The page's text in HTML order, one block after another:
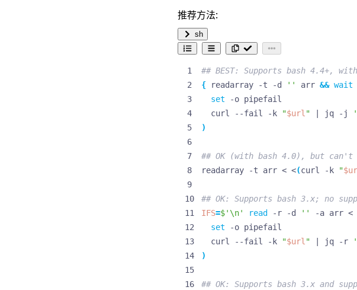
推荐方法:
sh
## BEST: Supports bash 4.4+,
{ readarray -t -d '' arr && wait
set
  curl --fail -k
"$url" jq -j
)
## OK (with bash 4.0), but
readarray -t arr < <(curl -k "
## OK: Supports bash 3.x; no
IFS=$'\n' read -r -d '' -a arr <
set
  curl --fail -k
"$url" jq -r
)
## OK: Supports bash 3.x and